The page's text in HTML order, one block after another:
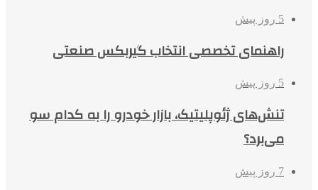
5 روز پیش
راهنمای تخصصی انتخاب گیربکس صنعتی
5 روز پیش
تنش‌های ژئوپلیتیک، بازار خودرو را به کدام سو
می‌برد؟
7 روز پیش